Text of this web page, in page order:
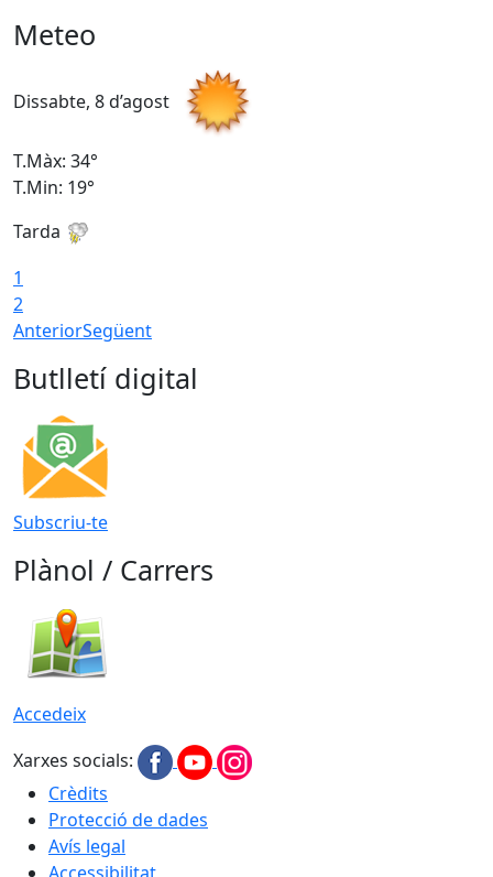
Meteo
Dissabte, 8 d’agost
T.Màx: 34°
T.Min: 19°
Tarda
1
2
AnteriorSegüent
Butlletí digital
Subscriu-te
Plànol / Carrers
Accedeix
Xarxes socials:
Crèdits
Protecció de dades
Avís legal